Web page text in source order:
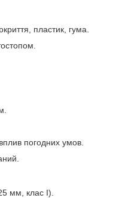
пластик, гума.
погодних умов.
мм, клас I).